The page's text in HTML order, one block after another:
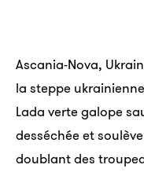
Ascania-Nova,
la steppe
Lada verte galope
desséchée et
doublant des